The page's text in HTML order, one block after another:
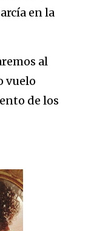
en la
al
vuelo
de los